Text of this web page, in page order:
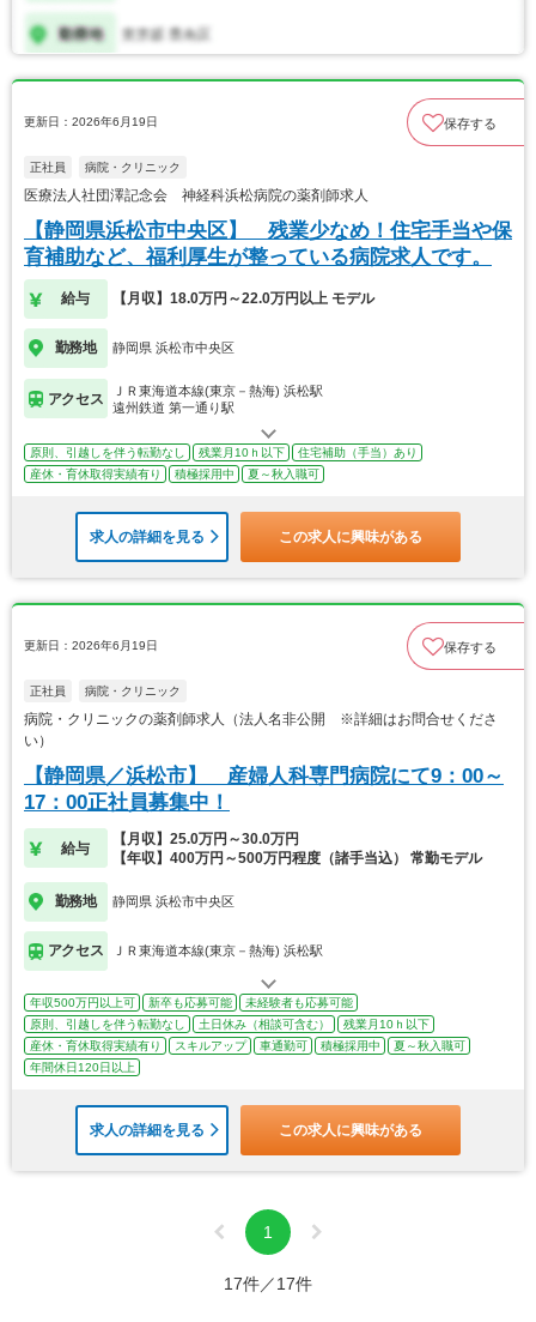
更新日：2026年6月19日 保存する
正社員 病院・クリニック
医療法人社団澤記念会 神経科浜松病院の薬剤師求人
【静岡県浜松市中央区】 残業少なめ！住宅手当や保
育補助など、福利厚生が整っている病院求人です。
給与 【月収】18.0万円～22.0万円以上 モデル
勤務地 静岡県 浜松市中央区
アクセス
ＪＲ東海道本線(東京－熱海) 浜松駅
遠州鉄道 第一通り駅
原則、引越しを伴う転勤なし 残業月10ｈ以下
住宅補助（手当）あり
産休・育休取得実績有り
積極採用中 夏～秋入職可
求人の詳細を見る この求人に興味がある
更新日：2026年6月19日 保存する
正社員 病院・クリニック
病院・クリニックの薬剤師求人（法人名非公開 ※詳細はお問合せくださ
い）
【静岡県／浜松市】 産婦人科専門病院にて9：00～
17：00正社員募集中！
給与
【月収】25.0万円～30.0万円
【年収】400万円～500万円程度（諸手当込） 常勤モデル
勤務地 静岡県 浜松市中央区
アクセス ＪＲ東海道本線(東京－熱海) 浜松駅
年収500万円以上可 新卒も応募可能
未経験者も応募可能
原則、引越しを伴う転勤なし
土日休み（相談可含む）
残業月10ｈ以下
産休・育休取得実績有り
スキルアップ 車通勤可 積極採用中
夏～秋入職可
年間休日120日以上
求人の詳細を見る この求人に興味がある
1
17件／17件